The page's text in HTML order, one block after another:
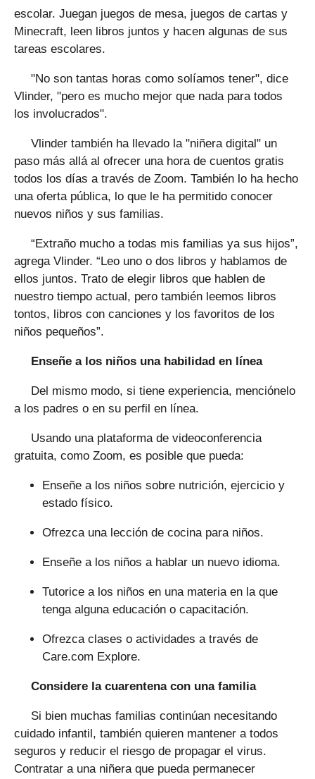
escolar. Juegan juegos de mesa, juegos de cartas y
Minecraft, leen libros juntos y hacen algunas de sus
tareas escolares.
"No son tantas horas como solíamos tener", dice
Vlinder, "pero es mucho mejor que nada para todos
los involucrados".
Vlinder también ha llevado la "niñera digital" un
paso más allá al ofrecer una hora de cuentos gratis
todos los días a través de Zoom. También lo ha hecho
una oferta pública, lo que le ha permitido conocer
nuevos niños y sus familias.
“Extraño mucho a todas mis familias ya sus hijos”,
agrega Vlinder. “Leo uno o dos libros y hablamos de
ellos juntos. Trato de elegir libros que hablen de
nuestro tiempo actual, pero también leemos libros
tontos, libros con canciones y los favoritos de los
niños pequeños”.
Enseñe a los niños una habilidad en línea
Del mismo modo, si tiene experiencia, menciónelo
a los padres o en su perfil en línea.
Usando una plataforma de videoconferencia
gratuita, como Zoom, es posible que pueda:
Enseñe a los niños sobre nutrición, ejercicio y
estado físico.
Ofrezca una lección de cocina para niños.
Enseñe a los niños a hablar un nuevo idioma.
Tutorice a los niños en una materia en la que
tenga alguna educación o capacitación.
Ofrezca clases o actividades a través de
Care.com Explore.
Considere la cuarentena con una familia
Si bien muchas familias continúan necesitando
cuidado infantil, también quieren mantener a todos
seguros y reducir el riesgo de propagar el virus.
Contratar a una niñera que pueda permanecer